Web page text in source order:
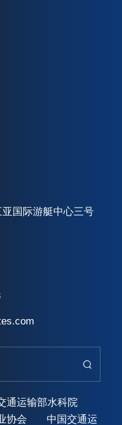
国际游艇中心三号
通运输部水科院
协会 中国交通运